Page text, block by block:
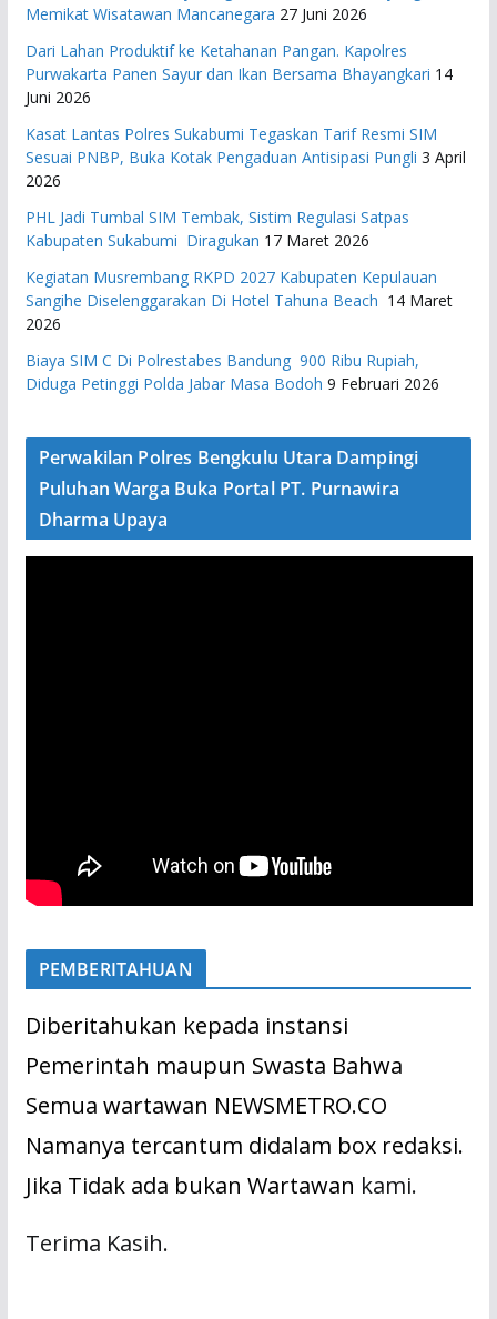
Memikat Wisatawan Mancanegara 27 Juni 2026
Dari Lahan Produktif ke Ketahanan Pangan. Kapolres
Purwakarta Panen Sayur dan Ikan Bersama Bhayangkari 14
Juni 2026
Kasat Lantas Polres Sukabumi Tegaskan Tarif Resmi SIM
Sesuai PNBP, Buka Kotak Pengaduan Antisipasi Pungli 3 April
2026
PHL Jadi Tumbal SIM Tembak, Sistim Regulasi Satpas
Kabupaten Sukabumi Diragukan 17 Maret 2026
Kegiatan Musrembang RKPD 2027 ​Kabupaten Kepulauan
Sangihe Diselenggarakan Di Hotel Tahuna Beach 14 Maret
2026
Biaya SIM C Di Polrestabes Bandung 900 Ribu Rupiah,
Diduga Petinggi Polda Jabar Masa Bodoh 9 Februari 2026
Perwakilan Polres Bengkulu Utara Dampingi
Puluhan Warga Buka Portal PT. Purnawira
Dharma Upaya
PEMBERITAHUAN
Diberitahukan kepada instansi
Pemerintah maupun Swasta Bahwa
Semua wartawan NEWSMETRO.CO
Namanya tercantum didalam box redaksi.
Jika Tidak ada bukan Wartawan kami.
Terima Kasih.